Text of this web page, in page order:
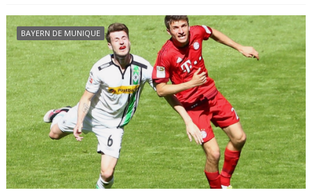
BAYERN DE MUNIQUE